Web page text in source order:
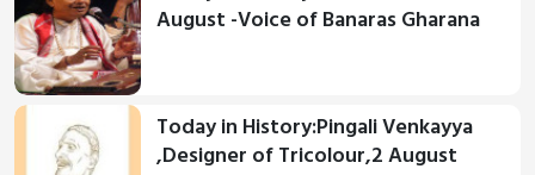
August -Voice of Banaras Gharana
Today in History:Pingali Venkayya
,Designer of Tricolour,2 August